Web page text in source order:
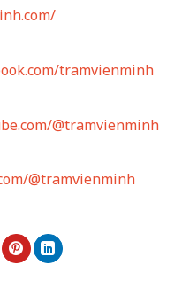
tramvienminh
@tramvienminh
@tramvienminh